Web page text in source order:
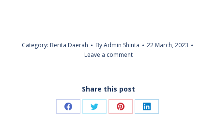
Category: Berita Daerah ByAdmin Shinta
22 March, 2023
Leave a comment
Share this post
Share Share Share Share